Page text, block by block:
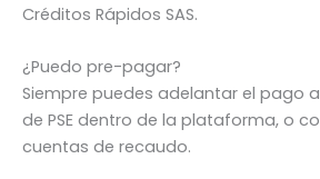
Créditos Rápidos SAS.
¿Puedo pre-pagar?
Siempre puedes adelantar el pago
de PSE dentro de la plataforma, o
cuentas de recaudo.